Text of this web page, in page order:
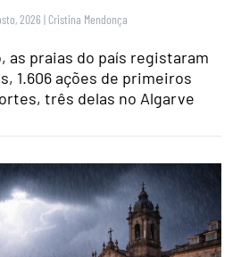
2026 | Cristina Mendonça
as praias do país registaram
1.606 ações de primeiros
três delas no Algarve